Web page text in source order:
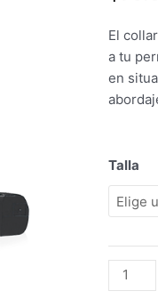
El
a tu
en
Talla
Adaptil
Collar